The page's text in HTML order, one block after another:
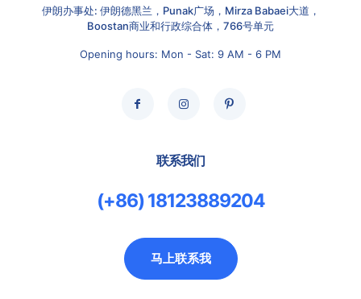
伊朗办事处: 伊朗德黑兰，Punak广场，Mirza Babaei大道，
Boostan商业和行政综合体，766号单元
Opening hours: Mon - Sat: 9 AM - 6 PM
联系我们
(+86) 18123889204
马上联系我